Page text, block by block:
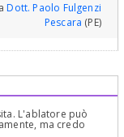
Dott. Paolo Fulgenzi
Pescara (PE)
L'ablatore può
ma credo